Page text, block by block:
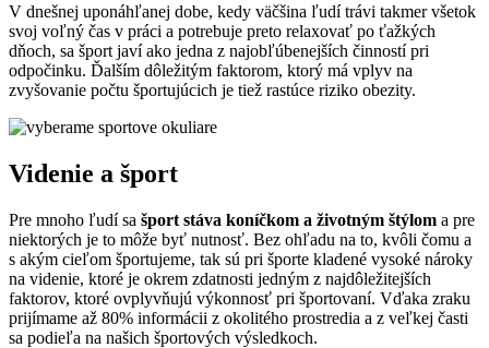
V dnešnej uponáhľanej dobe, kedy väčšina ľudí trávi takmer všetok
svoj voľný čas v práci a potrebuje preto relaxovať po ťažkých
dňoch, sa šport javí ako jedna z najobľúbenejších činností pri
odpočinku. Ďalším dôležitým faktorom, ktorý má vplyv na
zvyšovanie počtu športujúcich je tiež rastúce riziko obezity.
Videnie a šport
Pre mnoho ľudí sa šport stáva koníčkom a životným štýlom a pre
niektorých je to môže byť nutnosť. Bez ohľadu na to, kvôli čomu a
s akým cieľom športujeme, tak sú pri športe kladené vysoké nároky
na videnie, ktoré je okrem zdatnosti jedným z najdôležitejších
faktorov, ktoré ovplyvňujú výkonnosť pri športovaní. Vďaka zraku
prijímame až 80% informácii z okolitého prostredia a z veľkej časti
sa podieľa na našich športových výsledkoch.